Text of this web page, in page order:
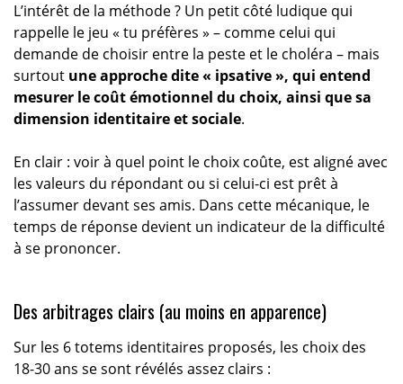
L’intérêt de la méthode ? Un petit côté ludique qui
rappelle le jeu « tu préfères » – comme celui qui
demande de choisir entre la peste et le choléra – mais
surtout une approche dite « ipsative », qui entend
mesurer le coût émotionnel du choix, ainsi que sa
dimension identitaire et sociale.
En clair : voir à quel point le choix coûte, est aligné avec
les valeurs du répondant ou si celui-ci est prêt à
l’assumer devant ses amis. Dans cette mécanique, le
temps de réponse devient un indicateur de la difficulté
à se prononcer.
Des arbitrages clairs (au moins en apparence)
Sur les 6 totems identitaires proposés, les choix des
18-30 ans se sont révélés assez clairs :